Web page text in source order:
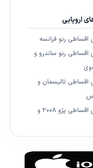
اروپایی
رنو فرانسه
رنو ساندرو و
تالیسمان و
فروش اقساطی پژو ۲۰۰۸ و